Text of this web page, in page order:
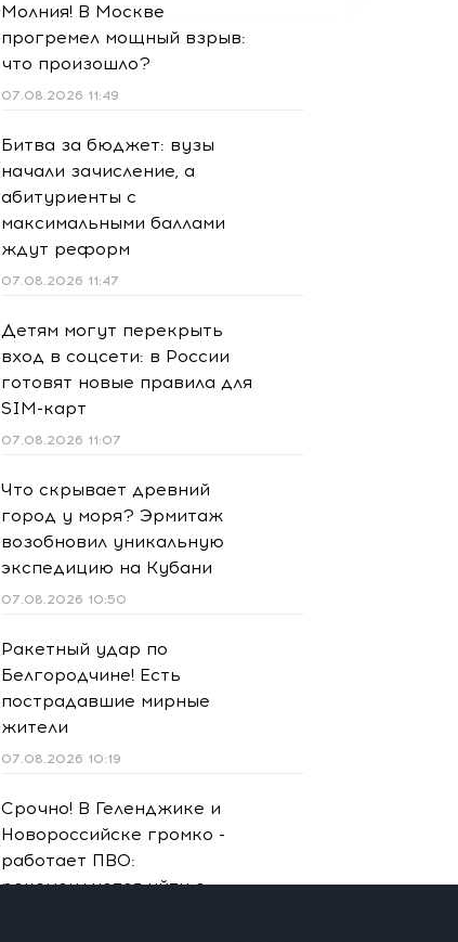
Молния! В Москве
прогремел мощный взрыв:
что произошло?
07.08.2026 11:49
Битва за бюджет: вузы
начали зачисление, а
абитуриенты с
максимальными баллами
ждут реформ
07.08.2026 11:47
Детям могут перекрыть
вход в соцсети: в России
готовят новые правила для
SIM-карт
07.08.2026 11:07
Что скрывает древний
город у моря? Эрмитаж
возобновил уникальную
экспедицию на Кубани
07.08.2026 10:50
Ракетный удар по
Белгородчине! Есть
пострадавшие мирные
жители
07.08.2026 10:19
Срочно! В Геленджике и
Новороссийске громко -
работает ПВО:
рекомендуется уйти с